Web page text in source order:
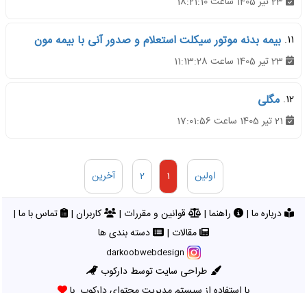
11. بیمه بدنه موتور سیکلت استعلام و صدور آنی با بیمه مون
12. مگلی
اولین 1
2 آخرین
درباره ما | راهنما | قوانین و مقررات | کاربران | تماس با ما|
مقالات | دسته بندی ها
darkoobwebdesign
طراحی سایت توسط دارکوب